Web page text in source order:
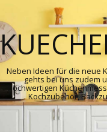
Neben Ideen für die neue
gehts bei uns zudem
hochwertigen
Kochzubehör,